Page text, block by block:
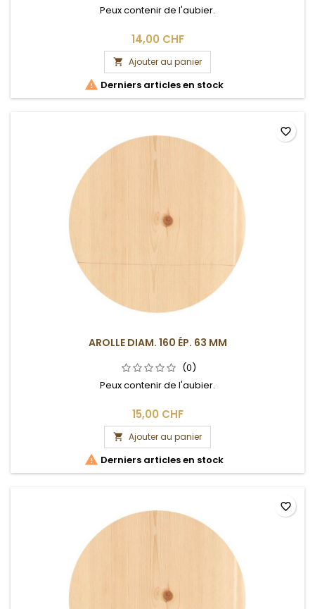
Peux contenir de l'aubier.
14,00 CHF
 Ajouter au panier
 Derniers articles en stock
AROLLE DIAM. 160 ÉP. 63 MM
(0)
Peux contenir de l'aubier.
15,00 CHF
 Ajouter au panier
 Derniers articles en stock
favorite_border
favorite_border